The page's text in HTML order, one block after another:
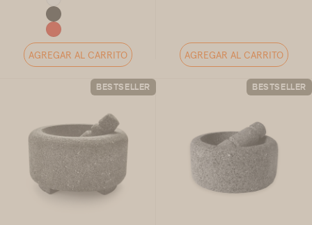
AGREGAR AL CARRITO AGREGAR AL CARRITO
BESTSELLER BESTSELLER